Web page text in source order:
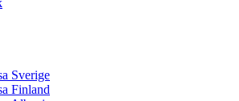
Sverige
Finland